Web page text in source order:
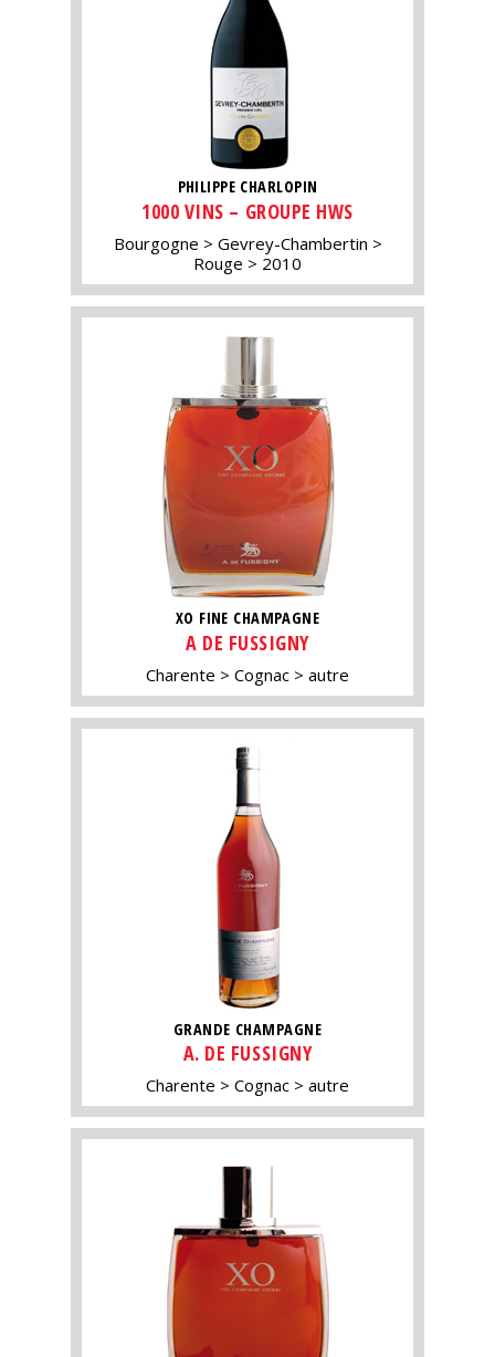
PHILIPPE CHARLOPIN
1000 VINS – GROUPE HWS
Bourgogne
Gevrey-Chambertin
Rouge
2010
XO FINE CHAMPAGNE
A DE FUSSIGNY
Charente Cognac autre
GRANDE CHAMPAGNE
A. DE FUSSIGNY
Charente Cognac autre